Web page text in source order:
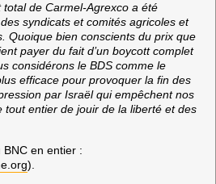
de Carmel-Agrexco a été
syndicats et comités agricoles et
Quoique bien conscients du prix que
payer du fait d’un boycott complet
considérons le BDS comme le
efficace pour provoquer la fin des
par Israël qui empêchent nos
tout entier de jouir de la liberté et des
en entier :
).